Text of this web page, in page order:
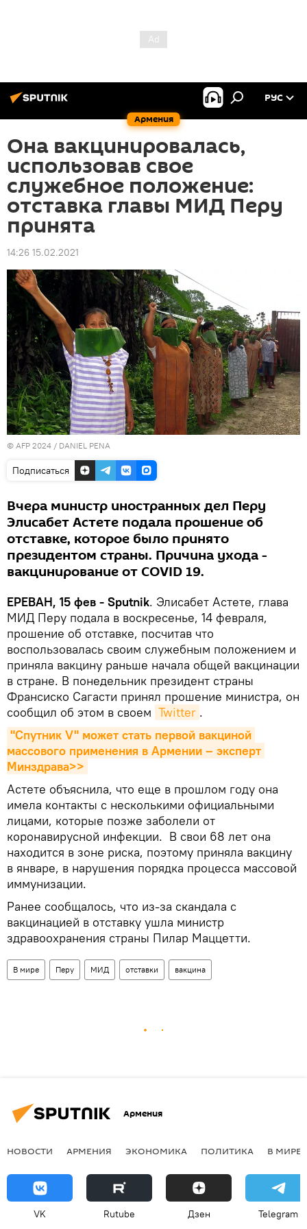
Армения
РУС
Она вакцинировалась,
использовав свое
служебное положение:
отставка главы МИД Перу
принята
14:26 15.02.2021
© AFP 2024 / DANIEL PENA
Подписаться
Вчера министр иностранных дел Перу
Элисабет Астете подала прошение об
отставке, которое было принято
президентом страны. Причина ухода -
вакцинирование от COVID 19.
ЕРЕВАН, 15 фев - Sputnik. Элисабет Астете, глава
МИД Перу подала в воскресенье, 14 февраля,
прошение об отставке, посчитав что
воспользовалась своим служебным положением и
приняла вакцину раньше начала общей вакцинации
в стране. В понедельник президент страны
Франсиско Сагасти принял прошение министра, он
сообщил об этом в своем Twitter .
"Спутник V" может стать первой вакциной
массового применения в Армении – эксперт
Минздрава>>
Астете объяснила, что еще в прошлом году она
имела контакты с несколькими официальными
лицами, которые позже заболели от
коронавирусной инфекции. В свои 68 лет она
находится в зоне риска, поэтому приняла вакцину
в январе, в нарушения порядка процесса массовой
иммунизации.
Ранее сообщалось, что из-за скандала с
вакцинацией в отставку ушла министр
здравоохранения страны Пилар Маццетти.
В мире Перу МИД отставки вакцина
Армения
НОВОСТИ АРМЕНИЯ ЭКОНОМИКА ПОЛИТИКА В МИРЕ
VK Rutube Дзен Telegram